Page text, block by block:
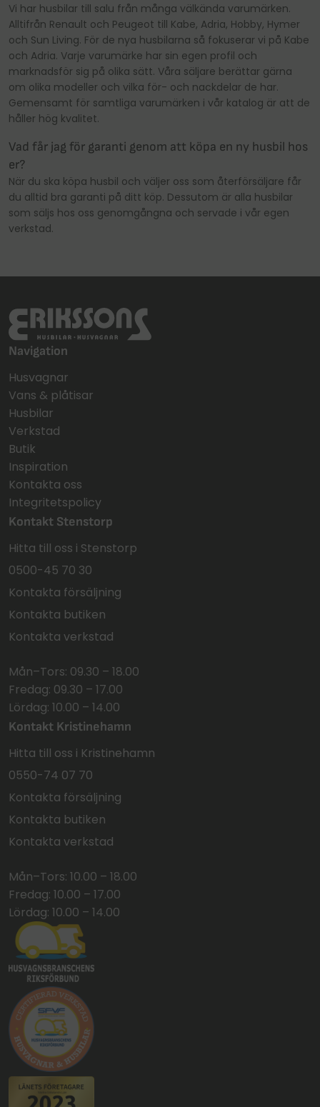
Vi har husbilar till salu från många välkända varumärken.
Alltifrån Renault och Peugeot till Kabe, Adria, Hobby, Hymer
och Sun Living. För de nya husbilarna så fokuserar vi på Kabe
och Adria. Varje varumärke har sin egen profil och
marknadsför sig på olika sätt. Våra säljare berättar gärna
om olika modeller och vilka för- och nackdelar de har.
Gemensamt för samtliga varumärken i vår katalog är att de
håller hög kvalitet.
Vad får jag för garanti genom att köpa en ny husbil hos
er?
När du ska köpa husbil och väljer oss som återförsäljare får
du alltid bra garanti på ditt köp. Dessutom är alla husbilar
som säljs hos oss genomgångna och servade i vår egen
verkstad.
Navigation
Husvagnar
Vans & plåtisar
Husbilar
Verkstad
Butik
Inspiration
Kontakta oss
Integritetspolicy
Kontakt Stenstorp
Hitta till oss i Stenstorp
0500-45 70 30
Kontakta försäljning
Kontakta butiken
Kontakta verkstad
Mån–Tors: 09.30 – 18.00
Fredag: 09.30 – 17.00
Lördag: 10.00 – 14.00
Kontakt Kristinehamn
Hitta till oss i Kristinehamn
0550-74 07 70
Kontakta försäljning
Kontakta butiken
Kontakta verkstad
Mån–Tors: 10.00 – 18.00
Fredag: 10.00 – 17.00
Lördag: 10.00 – 14.00